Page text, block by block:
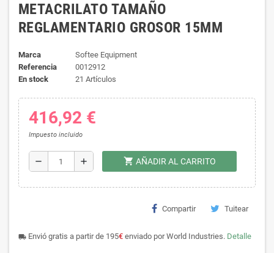
METACRILATO TAMAÑO
REGLAMENTARIO GROSOR 15MM
Marca
Softee Equipment
Referencia
0012912
En stock
21 Artículos
416,92 €
Impuesto incluido
remove add shopping_cart AÑADIR AL CARRITO
Compartir Tuitear
local_shipping Envió gratis a partir de 195€ enviado por World Industries. Detalle